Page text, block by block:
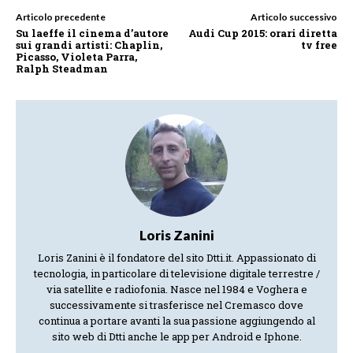
Articolo precedente
Su laeffe il cinema d’autore
sui grandi artisti: Chaplin,
Picasso, Violeta Parra,
Ralph Steadman
Articolo successivo
Audi Cup 2015: orari diretta
tv free
Loris Zanini
Loris Zanini è il fondatore del sito Dtti.it. Appassionato di
tecnologia, in particolare di televisione digitale terrestre /
via satellite e radiofonia. Nasce nel 1984 e Voghera e
successivamente si trasferisce nel Cremasco dove
continua a portare avanti la sua passione aggiungendo al
sito web di Dtti anche le app per Android e Iphone.